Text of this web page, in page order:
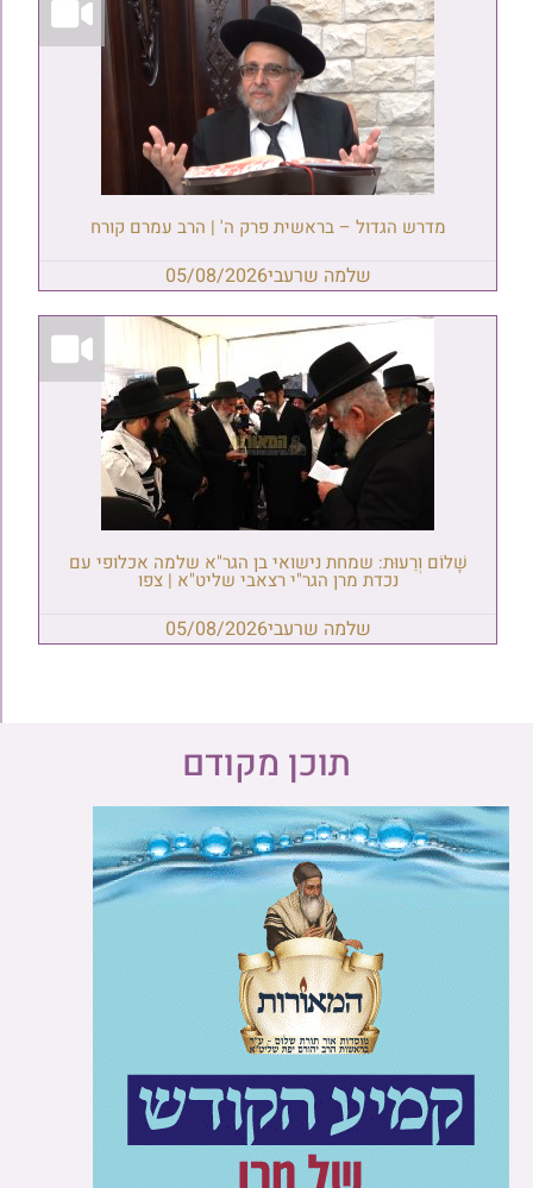
מדרש הגדול – בראשית פרק ה' | הרב עמרם קורח
שלמה שרעבי05/08/2026
שָׁלוֹם וְרֵעוּת: שמחת נישואי בן הגר"א שלמה אכלופי עם
נכדת מרן הגר"י רצאבי שליט"א | צפו
שלמה שרעבי05/08/2026
תוכן מקודם